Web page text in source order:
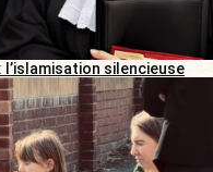
l’islamisation silencieuse